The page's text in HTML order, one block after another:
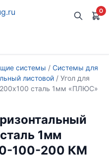
0
системы / Системы для
листовой / Угол для
200х100 сталь 1мм «ПЛЮС»
1мм
100-200 КМ